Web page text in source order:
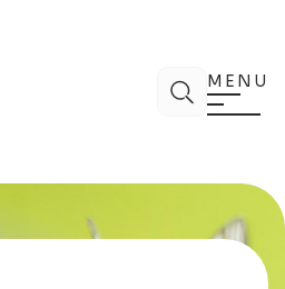
ZoekMENU